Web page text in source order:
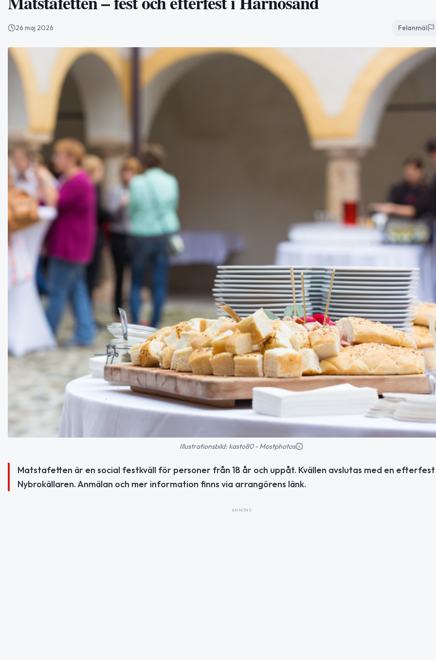
26 maj 2026 Felanmäl
Illustrationsbild: kasto80 - Mostphotos
Matstafetten är en social festkväll för personer från 18 år och uppåt. Kvällen avslutas med en
Nybrokällaren. Anmälan och mer information finns via arrangörens länk.
ANNONS